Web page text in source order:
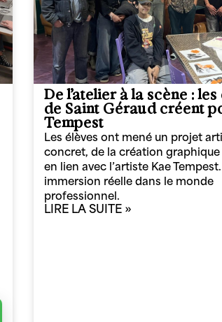
De l’atelier à la scène : les
de Saint Géraud créent
Tempest
Les élèves ont mené un projet
concret, de la création graphique
en lien avec l’artiste Kae
immersion réelle dans le monde
professionnel.
LIRE LA SUITE »